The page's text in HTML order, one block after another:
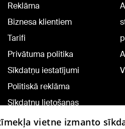
Reklāma
Biznesa klientiem
Tarifi
Privātuma politika
Sīkdatņu iestatījumi
Politiskā reklāma
Sīkdatņu lietošanas
noteikumivietne izmanto